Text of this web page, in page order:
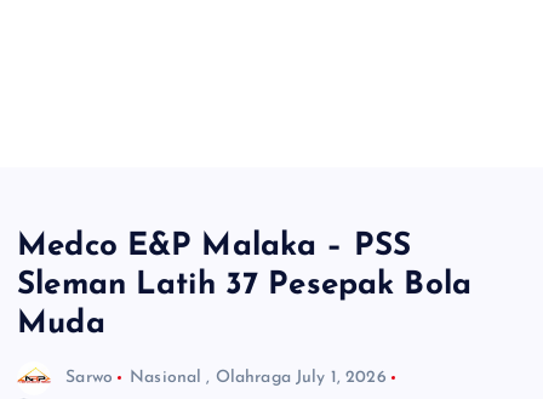
Medco E&P Malaka – PSS
Sleman Latih 37 Pesepak Bola
Muda
Sarwo Nasional , Olahraga July 1, 2026